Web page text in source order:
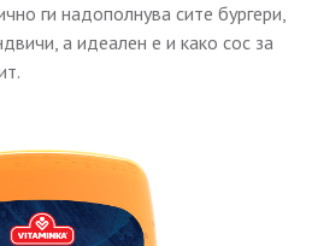
ги надополнува сите бургери,
а идеален е и како сос за